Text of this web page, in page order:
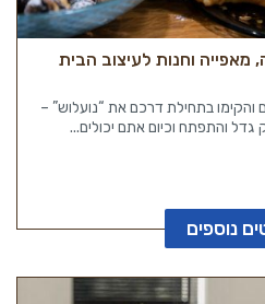
מאפייה וחנות לעיצוב הבית
והקימו בתחילת דרכם את “נועלוש” –
גדל והתפתח וכיום אתם יכולים...
נוספים